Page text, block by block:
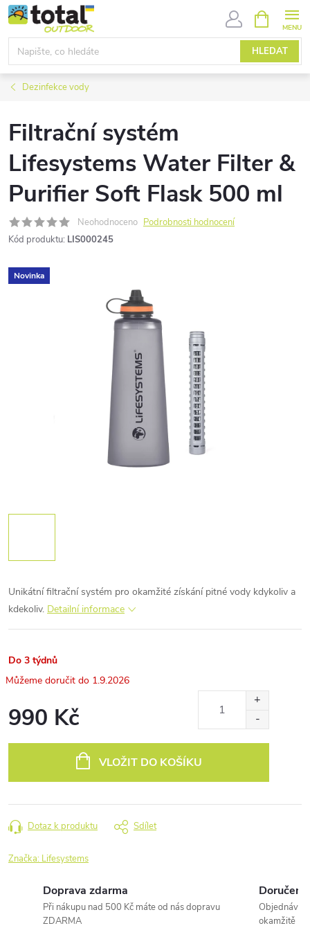
Přejít
na
obsah
HLEDAT
NÁKUPNÍ
KOŠÍK
Dezinfekce vody
Filtrační systém
Lifesystems Water Filter &
Purifier Soft Flask 500 ml
Neohodnoceno Podrobnosti hodnocení
Kód produktu: LIS000245
Novinka
Unikátní filtrační systém pro okamžité získání pitné vody kdykoliv a
kdekoliv. Detailní informace
Do 3 týdnů
1.9.2026
990 Kč
VLOŽIT DO KOŠÍKU
Dotaz k produktu Sdílet
Značka: Lifesystems
Doprava zdarma
Při nákupu nad 500 Kč máte od nás dopravu
ZDARMA
Doručení
okamžitě